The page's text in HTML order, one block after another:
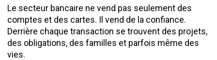
Le secteur bancaire ne vend pas seulement des
comptes et des cartes. Il vend de la confiance.
Derrière chaque transaction se trouvent des projets,
des obligations, des familles et parfois même des
vies.